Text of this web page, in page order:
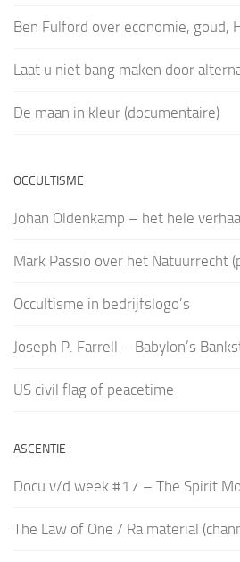
Ben Fulford over economie, goud,
Laat u niet bang maken door
De maan in kleur (documentaire)
OCCULTISME
Johan Oldenkamp – het hele
Mark Passio over het Natuurrecht
Occultisme in bedrijfslogo’s
Joseph P. Farrell – Babylon’s
US civil flag of peacetime
ASCENTIE
Docu v/d week #17 – The Spirit
The Law of One / Ra material